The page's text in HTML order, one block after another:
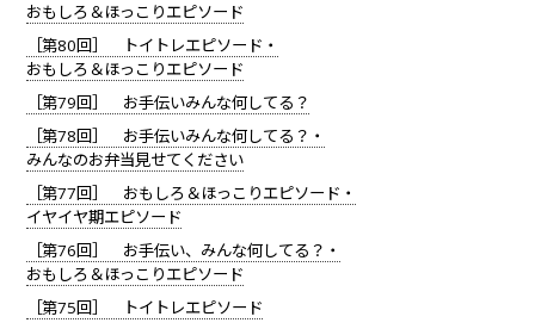
おもしろ＆ほっこりエピソード
［第80回］ トイトレエピソード・
おもしろ＆ほっこりエピソード
［第79回］ お手伝いみんな何してる？
［第78回］ お手伝いみんな何してる？・
みんなのお弁当見せてください
［第77回］ おもしろ＆ほっこりエピソード・
イヤイヤ期エピソード
［第76回］ お手伝い、みんな何してる？・
おもしろ＆ほっこりエピソード
［第75回］ トイトレエピソード